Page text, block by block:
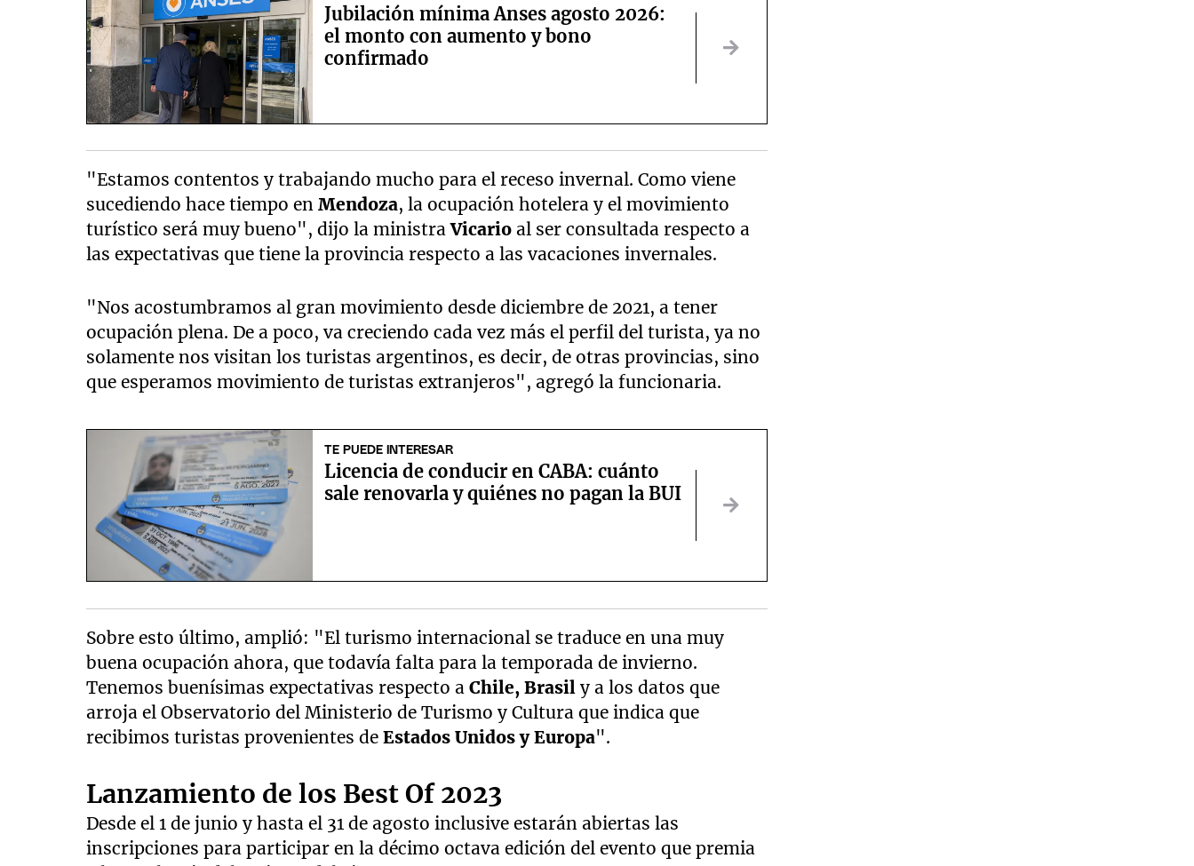
Jubilación mínima Anses agosto 2026:
el monto con aumento y bono
confirmado
"Estamos contentos y trabajando mucho para el receso invernal. Como viene
sucediendo hace tiempo enMendoza, la ocupación hotelera y el movimiento
turístico será muy bueno", dijo la ministraVicarioal ser consultada respecto a
las expectativas que tiene la provincia respecto a las vacaciones invernales.
"Nos acostumbramos al gran movimiento desde diciembre de 2021, a tener
ocupación plena. De a poco, va creciendo cada vez más el perfil del turista, ya no
solamente nos visitan los turistas argentinos, es decir, de otras provincias, sino
que esperamos movimiento de turistas extranjeros", agregó la funcionaria.
TE PUEDE INTERESAR
Licencia de conducir en CABA: cuánto
sale renovarla y quiénes no pagan la BUI
Sobre esto último, amplió: "El turismo internacional se traduce en una muy
buena ocupación ahora, que todavía falta para la temporada de invierno.
Tenemos buenísimas expectativas respecto aChile, Brasil y a los datos que
arroja el Observatorio del Ministerio de Turismo y Cultura que indica que
recibimos turistas provenientes deEstados Unidos y Europa".
Lanzamiento de los Best Of 2023
Desde el 1 de junio y hasta el 31 de agosto inclusive estarán abiertas las
inscripciones para participar en la décimo octava edición del evento que premia